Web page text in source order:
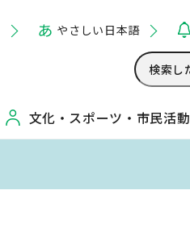
やさしい日本語
文化・ スポーツ・ 市民活動